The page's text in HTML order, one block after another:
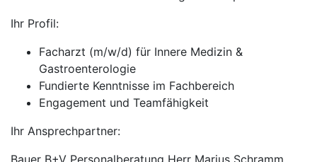
Ihr Profil:
Facharzt (m/w/d) für Innere Medizin &
Gastroenterologie
Fundierte Kenntnisse im Fachbereich
Engagement und Teamfähigkeit
Ihr Ansprechpartner:
Bauer B+V Personalberatung Herr Marius Schramm